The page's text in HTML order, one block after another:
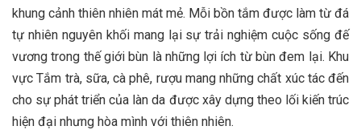
khung cảnh thiên nhiên mát mẻ. Mỗi bồn tắm được làm từ đá
tự nhiên nguyên khối mang lại sự trải nghiệm cuộc sống đế
vương trong thế giới bùn là những lợi ích từ bùn đem lại. Khu
vực Tắm trà, sữa, cà phê, rượu mang những chất xúc tác đến
cho sự phát triển của làn da được xây dựng theo lối kiến trúc
hiện đại nhưng hòa mình với thiên nhiên.